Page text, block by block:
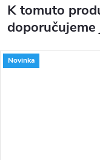
K tomuto
Novinka